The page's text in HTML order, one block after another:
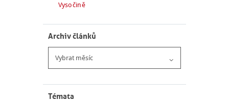
Vysočině
Archiv článků
článků
Témata